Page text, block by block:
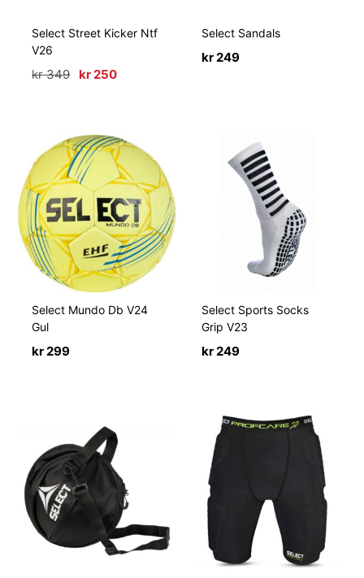
Select Street Kicker Ntf
V26
kr349 Opprinnelig
kr250Nåværende
Select Sandals
kr 249
Select Mundo Db V24
Gul
kr 299
Select Sports Socks
Grip V23
kr 249